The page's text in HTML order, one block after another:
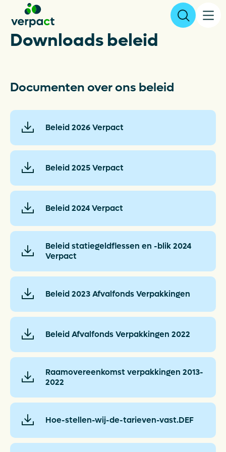
Over ons
Resultaten
Verpakkingen
Inzameling & Recycling
Wetgeving
Actueel
Veelgestelde vragen
Verpakkingencatalogus
Pers
Contact
Downloads
De Plastic Wijzer
Deltaplan Circulaire Plastic
Verpakkingen
Downloads beleid
Documenten over ons beleid
Beleid 2026 Verpact
Beleid 2025 Verpact
Beleid 2024 Verpact
Beleid statiegeldflessen en -blik 2024
Verpact
Beleid 2023 Afvalfonds Verpakkingen
Beleid Afvalfonds Verpakkingen 2022
Raamovereenkomst verpakkingen 2013-
2022
Hoe-stellen-wij-de-tarieven-vast.DEF